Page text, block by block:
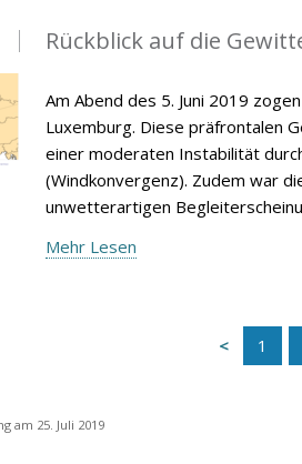
Rückblick auf die
Am Abend des 5. Juni 2019
Luxemburg. Diese präfrontalen
einer moderaten Instabilität
(Windkonvergenz). Zudem war
unwetterartigen
Mehr Lesen
1
am 25. Juli 2019